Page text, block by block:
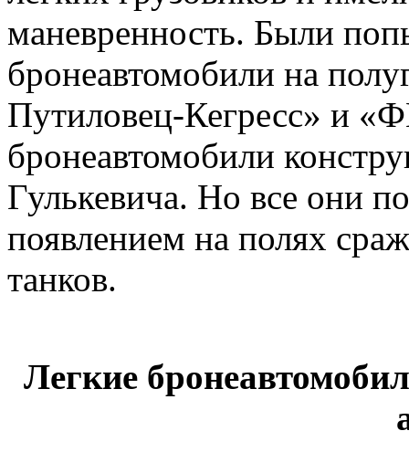
маневренность. Были
бронеавтомобили на
Путиловец-Кегресс» и
бронеавтомобили
Гулькевича. Но все они
появлением на полях
танков.
Легкие